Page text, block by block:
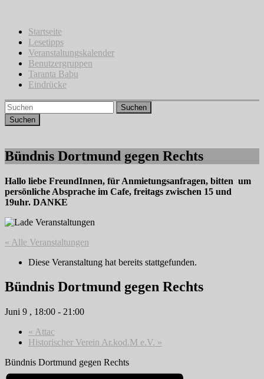
springenStartseite
Lesetipps
Veranstaltungskalender
Benutzergruppen
Taranta Babu
Eindrücke
Suchen
Bündnis Dortmund gegen Rechts
Hallo liebe FreundInnen, für Anmietungsanfragen, bitten um
persönliche Absprache im Cafe, freitags zwischen 15 und
19uhr. DANKE
« Alle Veranstaltungen
Diese Veranstaltung hat bereits stattgefunden.
Bündnis Dortmund gegen Rechts
Juni 9 , 18:00 - 21:00
« Attac
Historischer Verein Ar.kod.M e.V. »
Bündnis Dortmund gegen Rechts